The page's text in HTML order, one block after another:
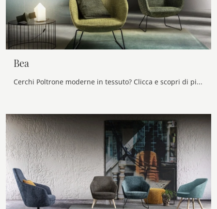
Bea
Cerchi Poltrone moderne in tessuto? Clicca e scopri di più sul modello Bea di Samoa.